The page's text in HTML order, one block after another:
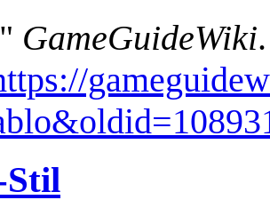
GameGuideWiki